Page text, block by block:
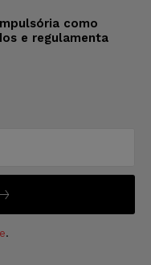
como
e regulamenta
.